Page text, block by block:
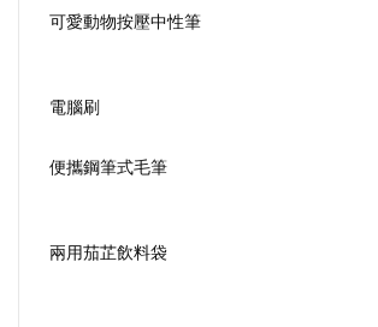
可愛動物按壓中性筆
電腦刷
便攜鋼筆式毛筆
兩用茄芷飲料袋